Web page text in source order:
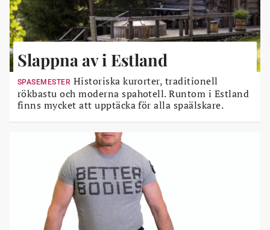
Slappna av i Estland
SPASEMESTER Historiska kurorter, traditionell
rökbastu och moderna spahotell. Runtom i Estland
finns mycket att upptäcka för alla spaälskare.